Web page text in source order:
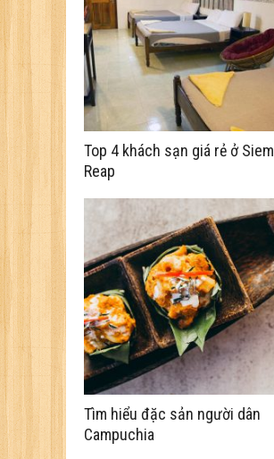
Top 4 khách sạn giá rẻ ở Siem
Reap
Tìm hiểu đặc sản người dân
Campuchia